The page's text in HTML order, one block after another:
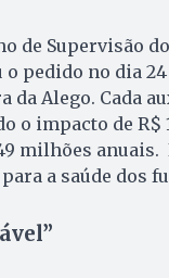
de Supervisão
o pedido no dia
da Alego. Cada
o impacto de
milhões
a saúde dos